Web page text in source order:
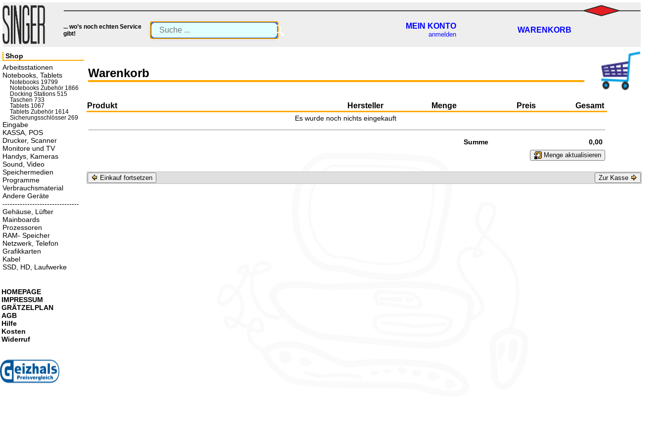
... wo’s noch echten Service
gibt!
🔍 MEIN KONTO
anmelden
WARENKORB
Warenkorb
Produkt Hersteller Menge Preis Gesamt
Es wurde noch nichts eingekauft
Summe 0,00
Menge aktualisieren
Einkauf fortsetzen Zur Kasse
Shop
Arbeitsstationen
Notebooks, Tablets
Notebooks 19799
Notebooks Zubehör 1866
Docking Stations 515
Taschen 733
Tablets 1067
Tablets Zubehör 1614
Sicherungsschlösser 269
Eingabe
KASSA, POS
Drucker, Scanner
Monitore und TV
Handys, Kameras
Sound, Video
Speichermedien
Programme
Verbrauchsmaterial
Andere Geräte
-------------------------------
Gehäuse, Lüfter
Mainboards
Prozessoren
RAM- Speicher
Netzwerk, Telefon
Grafikkarten
Kabel
SSD, HD, Laufwerke
HOMEPAGE
IMPRESSUM
GRÄTZELPLAN
AGB
Hilfe
Kosten
Widerruf